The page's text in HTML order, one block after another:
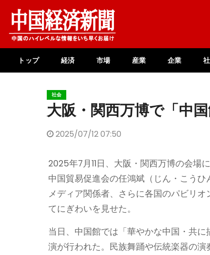
content
トップ 経済 市場 産業 企業
社会
大阪・関西万博で「中
2025/07/12 07:50
2025年7月11日、大阪・関西万博の会場
中国貿易促進会の任鴻斌（じん・こうひ
メディア関係者、さらに各国のパビリ
てにぎわいを見せた。
当日、中国館では「華やかな中国・共
演が行われた。民族舞踊や伝統楽器の演